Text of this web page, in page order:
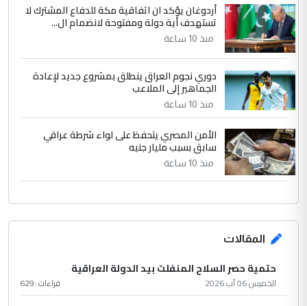
أردوغان يؤكد ان اتفاقية مكة للدفاع المشترك لا
تستهدف أية دولة ومفتوحة لانضمام ال...
منذ 10 ساعة
دوري نجوم العراق ينطلق بمشروع جديد لإعادة
الجماهير إلى الملاعب
منذ 10 ساعة
الأمن المصري يتحفظ على لواء شرطة عراقي
سابق بسبب مليار جنيه
منذ 10 ساعة
المقالات
حتمية حصر السلاح المنفلت بيد الدولة العراقية
الخميس 06 آب 2026 قراءات :629